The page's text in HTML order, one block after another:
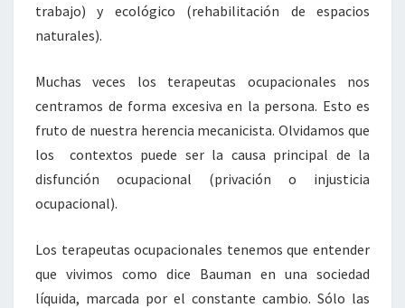
trabajo) y ecológico (rehabilitación de espacios
naturales).
Muchas veces los terapeutas ocupacionales nos
centramos de forma excesiva en la persona. Esto es
fruto de nuestra herencia mecanicista. Olvidamos que
los contextos puede ser la causa principal de la
disfunción ocupacional (privación o injusticia
ocupacional).
Los terapeutas ocupacionales tenemos que entender
que vivimos como dice Bauman en una sociedad
líquida, marcada por el constante cambio. Sólo las